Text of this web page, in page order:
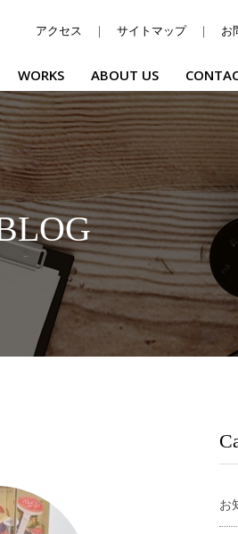
アクセス ｜ サイトマップ｜ お
WORKS ABOUT US
お